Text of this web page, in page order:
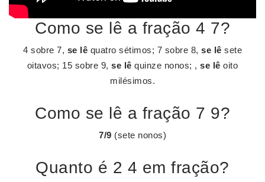
Como se lê a fração 4 7?
4 sobre 7, se lê quatro sétimos; 7 sobre 8, se lê sete
oitavos; 15 sobre 9,se lê quinze nonos; ,se lê oito
milésimos.
Como se lê a fração 7 9?
7/9 (sete nonos)
Quanto é 2 4 em fração?